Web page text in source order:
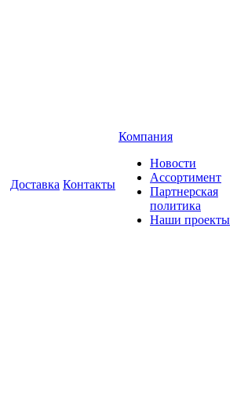
Доставка Контакты
Компания
Новости
Ассортимент
Партнерская
политика
Наши проекты